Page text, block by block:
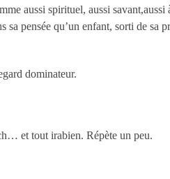
aussi spirituel, aussi
pensée qu’un enfant, sorti de sa
dominateur.
et tout irabien. Répète un peu.